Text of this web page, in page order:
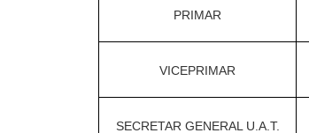
PRIMAR
VICEPRIMAR
SECRETAR GENERAL U.A.T.